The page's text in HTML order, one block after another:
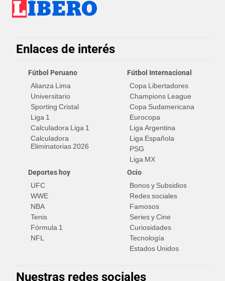
Enlaces de interés
Fútbol Peruano
Alianza Lima
Universitario
Sporting Cristal
Liga 1
Calculadora Liga 1
Calculadora
Eliminatorias 2026
Fútbol Internacional
Copa Libertadores
Champions League
Copa Sudamericana
Eurocopa
Liga Argentina
Liga Española
PSG
Liga MX
Deportes hoy
UFC
WWE
NBA
Tenis
Fórmula 1
NFL
Ocio
Bonos y Subsidios
Redes sociales
Famosos
Series y Cine
Curiosidades
Tecnología
Estados Unidos
Nuestras redes sociales